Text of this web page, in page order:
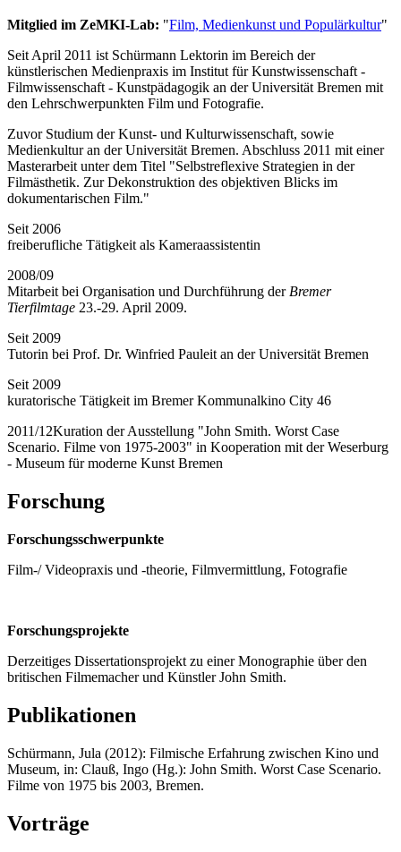
Mitglied im ZeMKI-Lab: "Film, Medienkunst und Populärkultur"
Seit April 2011 ist Schürmann Lektorin im Bereich der
künstlerischen Medienpraxis im Institut für Kunstwissenschaft -
Filmwissenschaft - Kunstpädagogik an der Universität Bremen mit
den Lehrschwerpunkten Film und Fotografie.
Zuvor Studium der Kunst- und Kulturwissenschaft, sowie
Medienkultur an der Universität Bremen. Abschluss 2011 mit einer
Masterarbeit unter dem Titel "Selbstreflexive Strategien in der
Filmästhetik. Zur Dekonstruktion des objektiven Blicks im
dokumentarischen Film."
Seit 2006
freiberufliche Tätigkeit als Kameraassistentin
2008/09
Mitarbeit bei Organisation und Durchführung der Bremer
Tierfilmtage 23.-29. April 2009.
Seit 2009
Tutorin bei Prof. Dr. Winfried Pauleit an der Universität Bremen
Seit 2009
kuratorische Tätigkeit im Bremer Kommunalkino City 46
2011/12Kuration der Ausstellung "John Smith. Worst Case
Scenario. Filme von 1975-2003" in Kooperation mit der Weserburg
- Museum für moderne Kunst Bremen
Forschung
Forschungsschwerpunkte
Film-/ Videopraxis und -theorie, Filmvermittlung, Fotografie
Forschungsprojekte
Derzeitiges Dissertationsprojekt zu einer Monographie über den
britischen Filmemacher und Künstler John Smith.
Publikationen
Schürmann, Jula (2012): Filmische Erfahrung zwischen Kino und
Museum, in: Clauß, Ingo (Hg.): John Smith. Worst Case Scenario.
Filme von 1975 bis 2003, Bremen.
Vorträge